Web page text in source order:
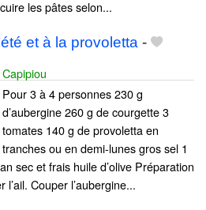
les pâtes selon...
et à la provoletta -
Capipiou
Pour 3 à 4 personnes 230 g
d’aubergine 260 g de courgette 3
tomates 140 g de provoletta en
tranches ou en demi-lunes gros sel 1
sec et frais huile d’olive Préparation
Couper l’aubergine...